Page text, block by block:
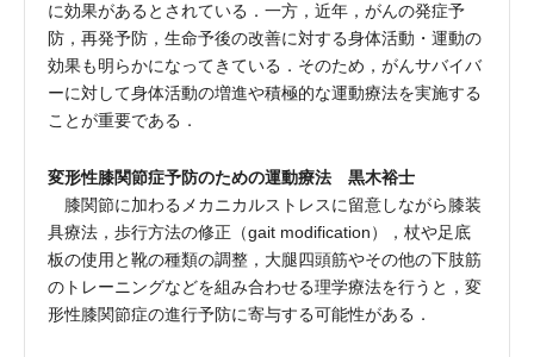
に効果があるとされている．一方，近年，がんの発症予
防，再発予防，生命予後の改善に対する身体活動・運動の
効果も明らかになってきている．そのため，がんサバイバ
ーに対して身体活動の増進や積極的な運動療法を実施する
ことが重要である．
変形性膝関節症予防のための運動療法 黒木裕士
膝関節に加わるメカニカルストレスに留意しながら膝装
具療法，歩行方法の修正（gait modification），杖や足底
板の使用と靴の種類の調整，大腿四頭筋やその他の下肢筋
のトレーニングなどを組み合わせる理学療法を行うと，変
形性膝関節症の進行予防に寄与する可能性がある．